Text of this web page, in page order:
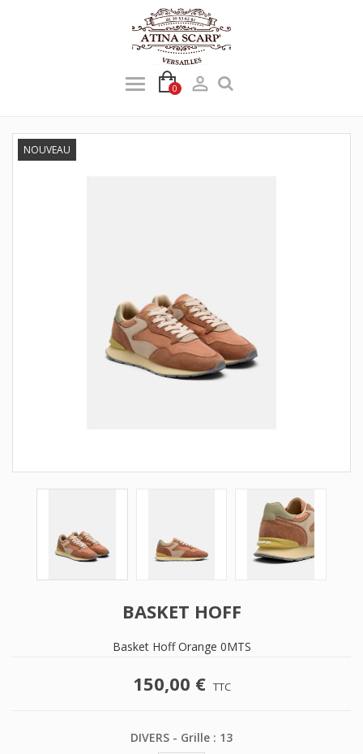
0 
NOUVEAU
BASKET HOFF
Basket Hoff Orange 0MTS
150,00 € TTC
DIVERS - Grille : 13